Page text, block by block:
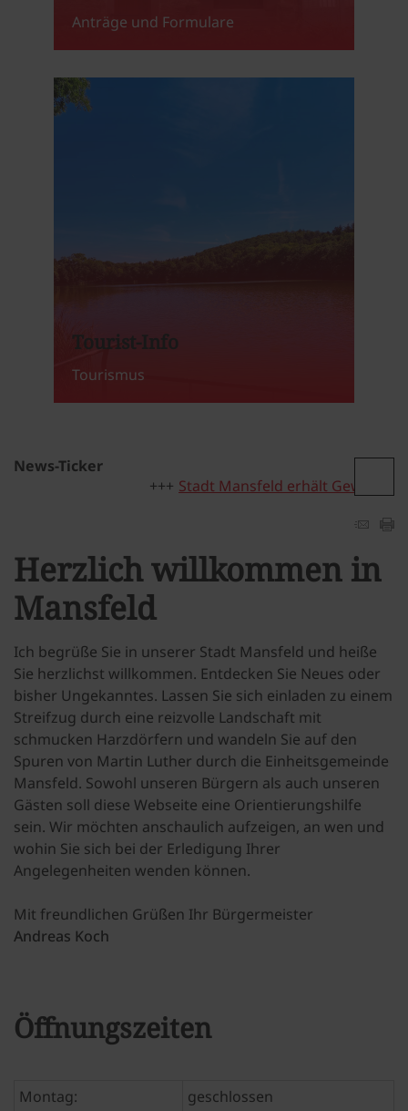
Anträge und Formulare
Tourist-Info
Tourismus
News-Ticker
Stadt Mansfeld erhält
Herzlich willkommen in
Mansfeld
Ich begrüße Sie in unserer Stadt Mansfeld und heiße
Sie herzlichst willkommen. Entdecken Sie Neues oder
bisher Ungekanntes. Lassen Sie sich einladen zu einem
Streifzug durch eine reizvolle Landschaft mit
schmucken Harzdörfern und wandeln Sie auf den
Spuren von Martin Luther durch die Einheitsgemeinde
Mansfeld. Sowohl unseren Bürgern als auch unseren
Gästen soll diese Webseite eine Orientierungshilfe
sein. Wir möchten anschaulich aufzeigen, an wen und
wohin Sie sich bei der Erledigung Ihrer
Angelegenheiten wenden können.
Mit freundlichen Grüßen Ihr Bürgermeister
Andreas Koch
Öffnungszeiten
Montag: geschlossen